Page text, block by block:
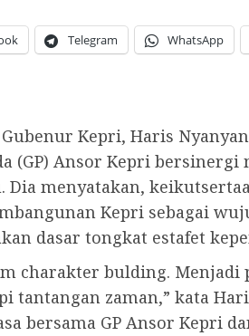
Telegram WhatsApp
Gubenur Kepri, Haris
(GP) Ansor Kepri
Dia menyatakan,
Kepri sebagai
dasar tongkat estafet
charakter bulding. Menjadi
tantangan zaman,” kata
bersama GP Ansor Kepri